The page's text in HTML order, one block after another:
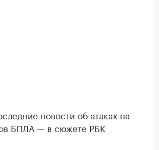
новости об атаках на
БПЛА — в сюжете РБК